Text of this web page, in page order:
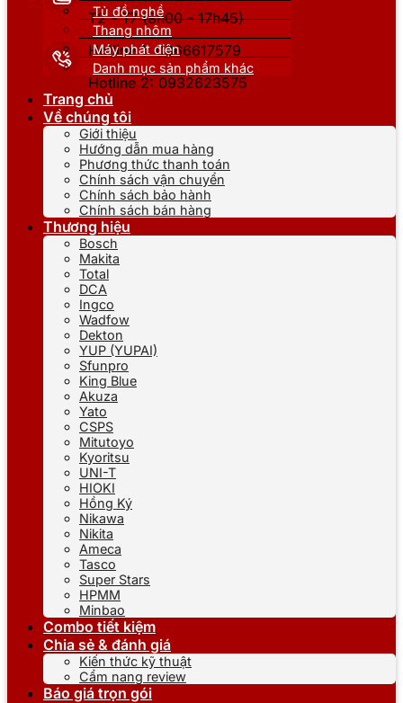
T2 - T7 (8h00 - 17h45)
Hotline 1: 0866617579
Hotline 2: 0932623575
Tủ đồ nghề
Thang nhôm
Máy phát điện
Danh mục sản phẩm khác
Trang chủ
Về chúng tôi
Giới thiệu
Hướng dẫn mua hàng
Phương thức thanh toán
Chính sách vận chuyển
Chính sách bảo hành
Chính sách bán hàng
Thương hiệu
Bosch
Makita
Total
DCA
Ingco
Wadfow
Dekton
YUP (YUPAI)
Sfunpro
King Blue
Akuza
Yato
CSPS
Mitutoyo
Kyoritsu
UNI-T
HIOKI
Hồng Ký
Nikawa
Nikita
Ameca
Tasco
Super Stars
HPMM
Minbao
Combo tiết kiệm
Chia sẻ & đánh giá
Kiến thức kỹ thuật
Cẩm nang review
Báo giá trọn gói